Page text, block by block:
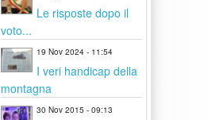
Le risposte dopo il
voto...
19 Nov 2024 - 11:54
I veri handicap della
montagna
30 Nov 2015 - 09:13